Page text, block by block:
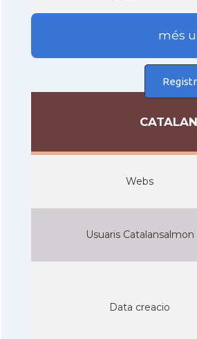
més
Webs
Usuaris Catalansalmon
Data creacio